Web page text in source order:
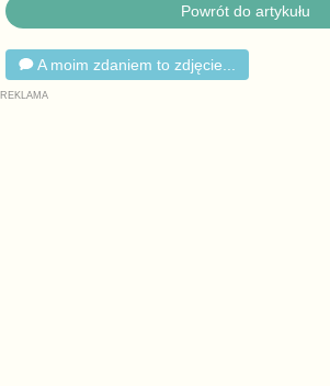
Powrót do artykułu
A moim zdaniem to zdjęcie...